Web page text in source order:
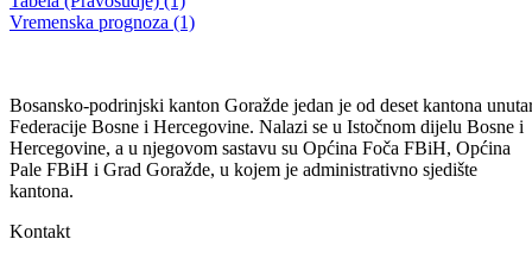
Skupština BPK-a Goražde imenovala novu Vladu
22.01.2009